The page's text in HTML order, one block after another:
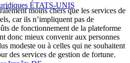
ÉTATS-UNIS
moins chers que les services de
car ils n’impliquent pas de
de fonctionnement de la plateforme
donc mieux convenir aux personnes
modeste ou à celles qui ne souhaitent
des services de gestion de fortune.